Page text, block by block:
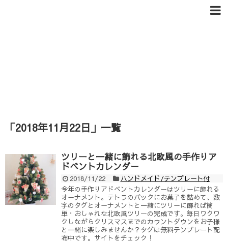
「2018年11月22日 」 一覧
ツリーと一緒に飾れる北欧風の手作りア
ドベントカレンダー
2018/11/22
ハンドメイド/テンプレート付
今年の手作りアドベントカレンダーはツリーに飾れる
オーナメント。テトラのパックにお菓子を詰めて、数
字のタグとオーナメントと一緒にツリーに飾れば簡
単・おしゃれな北欧風ツリーの完成です。毎日ワクワ
クしながらクリスマスまでのカウントダウンをお子様
と一緒に楽しみませんか？タグは無料テンプレート配
布中です。サイトをチェック！